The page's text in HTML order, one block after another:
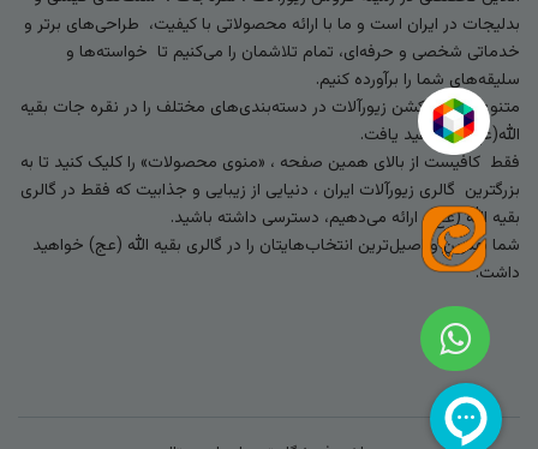
بدلیجات در ایران است و ما با ارائه محصولاتی با کیفیت، طراحی‌های برتر و
خدماتی شخصی و حرفه‌ای، تمام تلاشمان را می‌کنیم تا خواسته‌ها و
سلیقه‌های شما را برآورده کنیم.
متنوع‌ترین کالکشن زیورآلات در دسته‌بندی‌های مختلف را در نقره جات بقیه
الله(عج) خواهید یافت.
فقط کافیست از بالای همین صفحه ، «منوی محصولات» را کلیک کنید تا به
بزرگترین گالری زیورآلات ایران ، دنیایی از زیبایی و جذابیت که فقط در گالری
بقیه الله (عج) ارائه می‌دهیم، دسترسی داشته باشید.
شما بهترین و اصیل‌ترین انتخاب‌هایتان را در گالری بقیه الله (عج) خواهید
داشت.